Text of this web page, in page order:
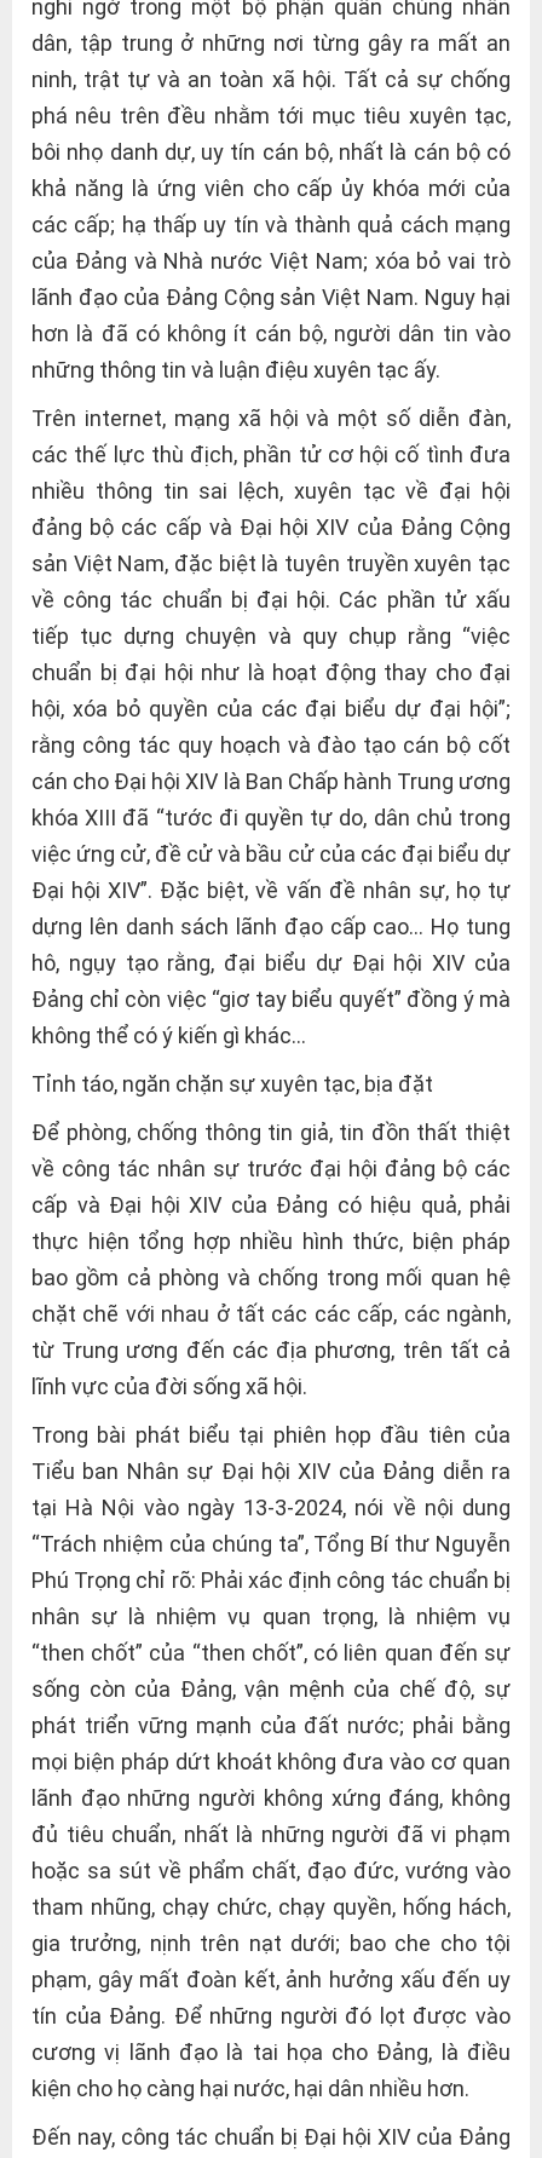
nghi ngờ trong một bộ phận quần chúng nhân
dân, tập trung ở những nơi từng gây ra mất an
ninh, trật tự và an toàn xã hội. Tất cả sự chống
phá nêu trên đều nhằm tới mục tiêu xuyên tạc,
bôi nhọ danh dự, uy tín cán bộ, nhất là cán bộ có
khả năng là ứng viên cho cấp ủy khóa mới của
các cấp; hạ thấp uy tín và thành quả cách mạng
của Đảng và Nhà nước Việt Nam; xóa bỏ vai trò
lãnh đạo của Đảng Cộng sản Việt Nam. Nguy hại
hơn là đã có không ít cán bộ, người dân tin vào
những thông tin và luận điệu xuyên tạc ấy.
Trên internet, mạng xã hội và một số diễn đàn,
các thế lực thù địch, phần tử cơ hội cố tình đưa
nhiều thông tin sai lệch, xuyên tạc về đại hội
đảng bộ các cấp và Đại hội XIV của Đảng Cộng
sản Việt Nam, đặc biệt là tuyên truyền xuyên tạc
về công tác chuẩn bị đại hội. Các phần tử xấu
tiếp tục dựng chuyện và quy chụp rằng “việc
chuẩn bị đại hội như là hoạt động thay cho đại
hội, xóa bỏ quyền của các đại biểu dự đại hội”;
rằng công tác quy hoạch và đào tạo cán bộ cốt
cán cho Đại hội XIV là Ban Chấp hành Trung ương
khóa XIII đã “tước đi quyền tự do, dân chủ trong
việc ứng cử, đề cử và bầu cử của các đại biểu dự
Đại hội XIV”. Đặc biệt, về vấn đề nhân sự, họ tự
dựng lên danh sách lãnh đạo cấp cao… Họ tung
hô, ngụy tạo rằng, đại biểu dự Đại hội XIV của
Đảng chỉ còn việc “giơ tay biểu quyết” đồng ý mà
không thể có ý kiến gì khác…
Tỉnh táo, ngăn chặn sự xuyên tạc, bịa đặt
Để phòng, chống thông tin giả, tin đồn thất thiệt
về công tác nhân sự trước đại hội đảng bộ các
cấp và Đại hội XIV của Đảng có hiệu quả, phải
thực hiện tổng hợp nhiều hình thức, biện pháp
bao gồm cả phòng và chống trong mối quan hệ
chặt chẽ với nhau ở tất các các cấp, các ngành,
từ Trung ương đến các địa phương, trên tất cả
lĩnh vực của đời sống xã hội.
Trong bài phát biểu tại phiên họp đầu tiên của
Tiểu ban Nhân sự Đại hội XIV của Đảng diễn ra
tại Hà Nội vào ngày 13-3-2024, nói về nội dung
“Trách nhiệm của chúng ta”, Tổng Bí thư Nguyễn
Phú Trọng chỉ rõ: Phải xác định công tác chuẩn bị
nhân sự là nhiệm vụ quan trọng, là nhiệm vụ
“then chốt” của “then chốt”, có liên quan đến sự
sống còn của Đảng, vận mệnh của chế độ, sự
phát triển vững mạnh của đất nước; phải bằng
mọi biện pháp dứt khoát không đưa vào cơ quan
lãnh đạo những người không xứng đáng, không
đủ tiêu chuẩn, nhất là những người đã vi phạm
hoặc sa sút về phẩm chất, đạo đức, vướng vào
tham nhũng, chạy chức, chạy quyền, hống hách,
gia trưởng, nịnh trên nạt dưới; bao che cho tội
phạm, gây mất đoàn kết, ảnh hưởng xấu đến uy
tín của Đảng. Để những người đó lọt được vào
cương vị lãnh đạo là tai họa cho Đảng, là điều
kiện cho họ càng hại nước, hại dân nhiều hơn.
Đến nay, công tác chuẩn bị Đại hội XIV của Đảng